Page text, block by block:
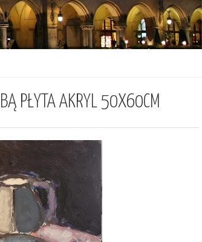
PŁYTA AKRYL 50X60CM